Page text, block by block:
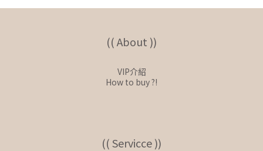
(( About ))
VIP介紹
How to buy ?!
(( Servicce ))